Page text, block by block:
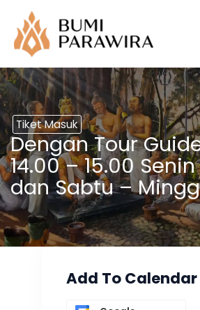
konten
Tiket Masuk
Dengan Tour
14.00 – 15.00
dan Sabtu –
Add To Calendar